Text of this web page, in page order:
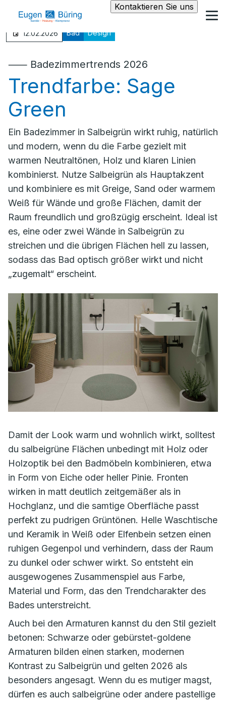
Kontaktieren Sie uns
12.02.2026 Bad Design
⸺ Badezimmertrends 2026
Trendfarbe: Sage
Green
Ein Badezimmer in Salbeigrün wirkt ruhig, natürlich
und modern, wenn du die Farbe gezielt mit
warmen Neutraltönen, Holz und klaren Linien
kombinierst. Nutze Salbeigrün als Hauptakzent
und kombiniere es mit Greige, Sand oder warmem
Weiß für Wände und große Flächen, damit der
Raum freundlich und großzügig erscheint. Ideal ist
es, eine oder zwei Wände in Salbeigrün zu
streichen und die übrigen Flächen hell zu lassen,
sodass das Bad optisch größer wirkt und nicht
„zugemalt“ erscheint.
Damit der Look warm und wohnlich wirkt, solltest
du salbeigrüne Flächen unbedingt mit Holz oder
Holzoptik bei den Badmöbeln kombinieren, etwa
in Form von Eiche oder heller Pinie. Fronten
wirken in matt deutlich zeitgemäßer als in
Hochglanz, und die samtige Oberfläche passt
perfekt zu pudrigen Grüntönen. Helle Waschtische
und Keramik in Weiß oder Elfenbein setzen einen
ruhigen Gegenpol und verhindern, dass der Raum
zu dunkel oder schwer wirkt. So entsteht ein
ausgewogenes Zusammenspiel aus Farbe,
Material und Form, das den Trendcharakter des
Bades unterstreicht.
Auch bei den Armaturen kannst du den Stil gezielt
betonen: Schwarze oder gebürstet-goldene
Armaturen bilden einen starken, modernen
Kontrast zu Salbeigrün und gelten 2026 als
besonders angesagt. Wenn du es mutiger magst,
dürfen es auch salbeigrüne oder andere pastellige